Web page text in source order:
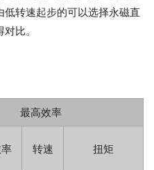
转速起步的可以选择永磁直
比。
最高效率
转速 扭矩